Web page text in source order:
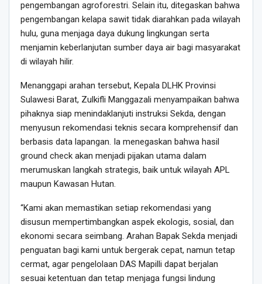
pengembangan agroforestri. Selain itu, ditegaskan bahwa
pengembangan kelapa sawit tidak diarahkan pada wilayah
hulu, guna menjaga daya dukung lingkungan serta
menjamin keberlanjutan sumber daya air bagi masyarakat
di wilayah hilir.
Menanggapi arahan tersebut, Kepala DLHK Provinsi
Sulawesi Barat, Zulkifli Manggazali menyampaikan bahwa
pihaknya siap menindaklanjuti instruksi Sekda, dengan
menyusun rekomendasi teknis secara komprehensif dan
berbasis data lapangan. Ia menegaskan bahwa hasil
ground check akan menjadi pijakan utama dalam
merumuskan langkah strategis, baik untuk wilayah APL
maupun Kawasan Hutan.
“Kami akan memastikan setiap rekomendasi yang
disusun mempertimbangkan aspek ekologis, sosial, dan
ekonomi secara seimbang. Arahan Bapak Sekda menjadi
penguatan bagi kami untuk bergerak cepat, namun tetap
cermat, agar pengelolaan DAS Mapilli dapat berjalan
sesuai ketentuan dan tetap menjaga fungsi lindung